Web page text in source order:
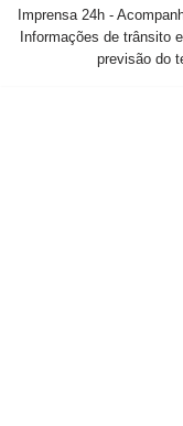
Imprensa 24h -
Informações de trânsito
previsão do